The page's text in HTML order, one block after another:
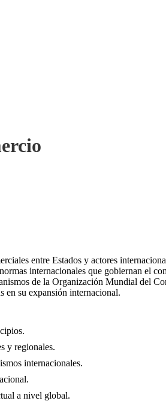
entre Estados y actores
internacionales que gobiernan el
de la Organización Mundial del
en su expansión internacional.
y regionales.
internacionales.
a nivel global.